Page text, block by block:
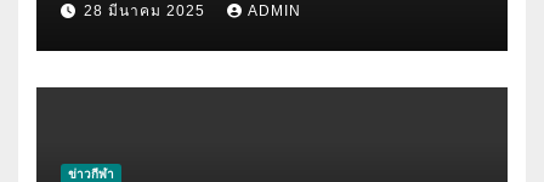
28 มีนาคม 2025 ADMIN
ข่าวกีฬา